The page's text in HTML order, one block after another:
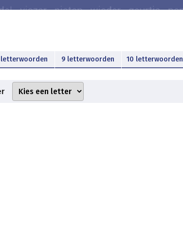
9 letterwoorden 10 letterwoorden